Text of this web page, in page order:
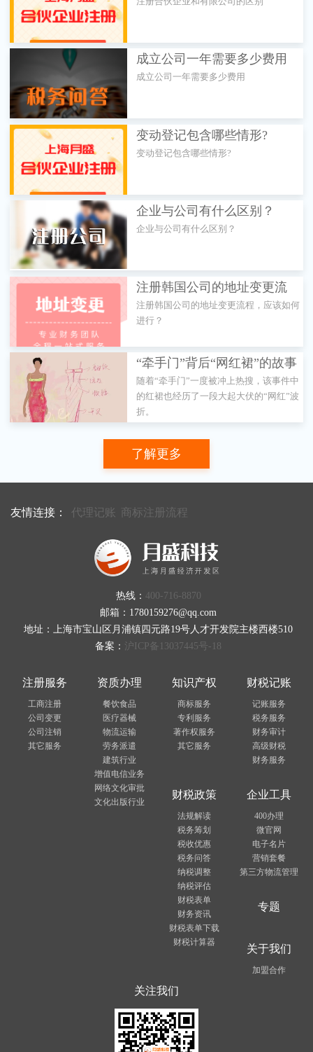
别
成立公司一年需要多少费用
成立公司一年需要多少费用
变动登记包含哪些情形?
变动登记包含哪些情形?
企业与公司有什么区别？
企业与公司有什么区别？
注册韩国公司的地址变更流
程，应该如何进行？
注册韩国公司的地址变更流程，应该如何
进行？
“牵手门”背后“网红裙”的故事
随着“牵手门”一度被冲上热搜，该事件中
的红裙也经历了一段大起大伏的“网红”波
折。
了解更多
友情连接： 代理记账 商标注册流程
热线： 400-716-8870
邮箱：1780159276@qq.com
地址：上海市宝山区月浦镇四元路19号人才开发院主楼西楼510
备案： 沪ICP备13037445号-18
注册服务
工商注册
公司变更
公司注销
其它服务
资质办理
餐饮食品
医疗器械
物流运输
劳务派遣
建筑行业
增值电信业务
网络文化审批
文化出版行业
知识产权
商标服务
专利服务
著作权服务
其它服务
财税记账
记账服务
税务服务
财务审计
高级财税
财务服务
财税政策
法规解读
税务筹划
税收优惠
税务问答
纳税调整
纳税评估
财税表单
财务资讯
财税表单下载
财税计算器
企业工具
400办理
微官网
电子名片
营销套餐
第三方物流管理
专题
关于我们
加盟合作
关注我们